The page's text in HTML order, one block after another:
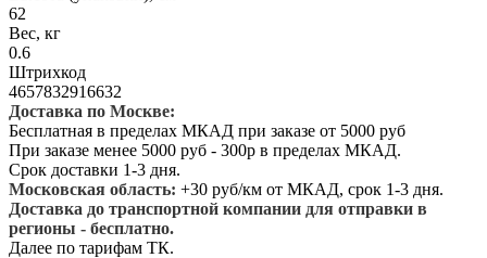
62
Вес, кг
0.6
Штрихкод
4657832916632
Доставка по Москве:
Бесплатная в пределах МКАД при заказе от 5000 руб
При заказе менее 5000 руб - 300р в пределах МКАД.
Срок доставки 1-3 дня.
Московская область: +30 руб/км от МКАД, срок 1-3 дня.
Доставка до транспортной компании для отправки в
регионы - бесплатно.
Далее по тарифам ТК.